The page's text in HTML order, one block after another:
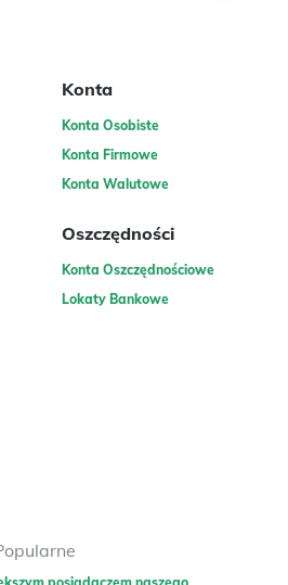
Konta
Konta Osobiste
Konta Firmowe
Konta Walutowe
Oszczędności
Konta Oszczędnościowe
Lokaty Bankowe